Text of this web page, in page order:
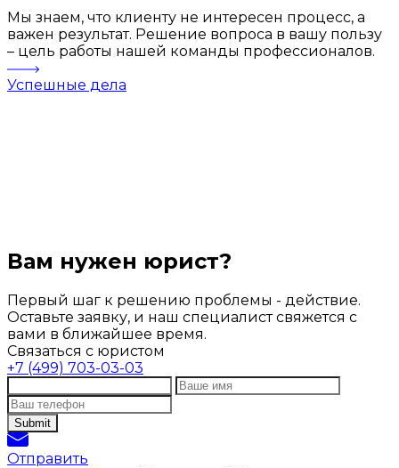
Мы знаем, что клиенту не интересен процесс, а
важен результат. Решение вопроса в вашу пользу
– цель работы нашей команды профессионалов.
Успешные дела
Вам нужен юрист?
Первый шаг к решению проблемы - действие.
Оставьте заявку, и наш специалист свяжется с
вами в ближайшее время.
Связаться с юристом
+7 (499) 703-03-03
Отправить